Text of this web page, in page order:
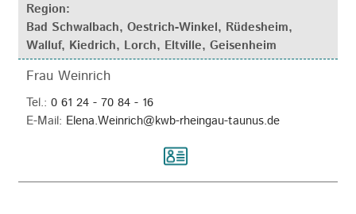
Region:
Bad Schwalbach, Oestrich-Winkel, Rüdesheim,
Walluf, Kiedrich, Lorch, Eltville, Geisenheim
Frau Weinrich
Tel.: 0 61 24 - 70 84 - 16
E-Mail: Elena.Weinrich@kwb-rheingau-taunus.de